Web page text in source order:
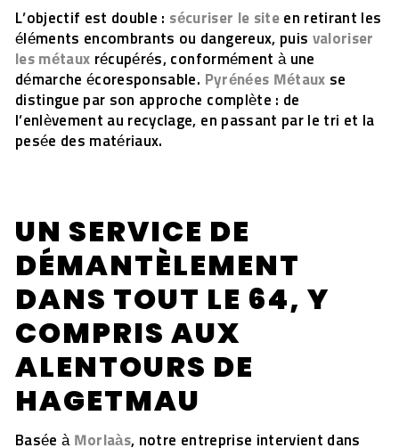
L’objectif est double : sécuriser le siteen retirant les
éléments encombrants ou dangereux, puis valoriser
les métaux récupérés, conformément à une
démarche écoresponsable. Pyrénées Métaux se
distingue par son approche complète : de
l’enlèvement au recyclage, en passant par le tri et la
pesée des matériaux.
UN SERVICE DE
DÉMANTÈLEMENT
DANS TOUT LE 64, Y
COMPRIS AUX
ALENTOURS DE
HAGETMAU
Basée à Morlaàs, notre entreprise intervient dans